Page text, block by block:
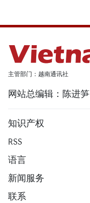
主管部门：越南通讯社
网站总编辑：陈进笋
知识产权
RSS
语言
新闻服务
联系